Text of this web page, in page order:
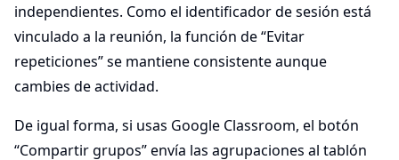
independientes. Como el identificador de sesión está
vinculado a la reunión, la función de “Evitar
repeticiones” se mantiene consistente aunque
cambies de actividad.
De igual forma, si usas Google Classroom, el botón
“Compartir grupos” envía las agrupaciones al tablón